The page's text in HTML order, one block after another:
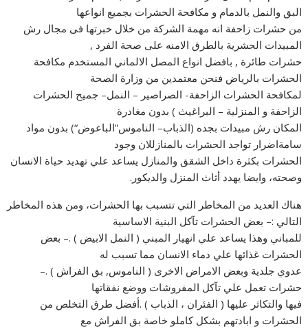
البق والنمل بالدمام و مكافحة الحشرات بجميع انواعها
من حشرات زاحفة انه مهمة الشركة من خلال خبرتها فى مجال رش
المبيدات الحشرية بالطرق الامنه على صحة الفرد ,
حشرات طائرة , بافضل انواع المصل الالماني المستخدم مكافحة
الحشرات بالرياض فنحن معتمدين من وزارة الصحة
لمكافحة الحشرات الزاحفة- الصراصير – النمل– جميح الحشرات
الزاحفة و المنزلية – البراغيث ) بدون مغادرة
المكان رش مبيدات بجده (الذباب– الناموس”الباعوض“) بدون مواد
سامةاضرار تواجد الحشرات بالمنازللان وجود
الحشرات بكثرة داخل الشقق والمنازل يساعد علي تهديد حياة الانسان
وصحته، وايضا يهدد أثاث المنزل والديكور.
هناك العديد من المخاطر التي تتسبب بها الحشرات، ومن هذه المخاطر
التالي :– بعض الحشرات تآكل البنية الاساسية
للمباني وهذا يساعد علي انهيار المبني ( النمل الابيض ) .– بعض
الحشرات غذائها علي دماء الانسان مما تسبب له
عدوي جلدية وبعض الامراض الاخرى ( الناموس, بق الفراش ) .–
حشرات تعمل علي تآكل المفروشات ووضع نفقاتها
فيها والتكاثر عليها ( الفئران ، الذباب ) .أفضل طرق التخلص من
الحشرات و ابادتهم بشكل كاملو خاصة بق الفراش مع